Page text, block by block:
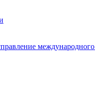
международного